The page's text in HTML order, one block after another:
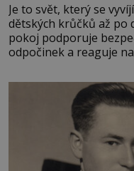
Je to svět, který se
dětských krůčků až po
pokoj podporuje
odpočinek a reaguje
měkkost a bezpečí,
především klidně a